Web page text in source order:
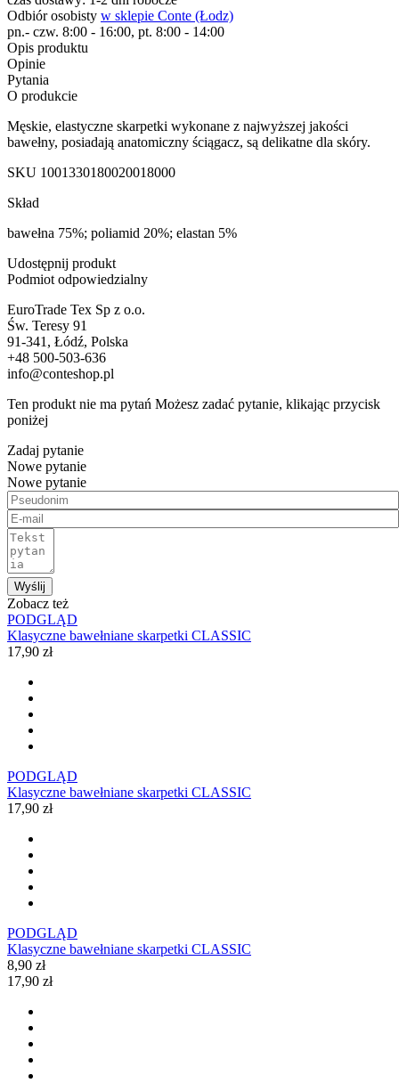
Odbiór osobisty w sklepie Conte (Łodz)
pn.- czw. 8:00 - 16:00, pt. 8:00 - 14:00
Opis produktu
Opinie
Pytania
O produkcie
Męskie, elastyczne skarpetki wykonane z najwyższej jakości
bawełny, posiadają anatomiczny ściągacz, są delikatne dla skóry.
SKU 1001330180020018000
Skład
bawełna 75%; poliamid 20%; elastan 5%
Udostępnij produkt
Podmiot odpowiedzialny
EuroTrade Tex Sp z o.o.
Św. Teresy 91
91-341, Łódź, Polska
+48 500-503-636
info@conteshop.pl
Ten produkt nie ma pytań Możesz zadać pytanie, klikając przycisk
poniżej
Zadaj pytanie
Nowe pytanie
Nowe pytanie
Wyślij
Zobacz też
PODGLĄD
Klasyczne bawełniane skarpetki CLASSIC
17,90 zł
PODGLĄD
Klasyczne bawełniane skarpetki CLASSIC
17,90 zł
PODGLĄD
Klasyczne bawełniane skarpetki CLASSIC
8,90 zł
17,90 zł